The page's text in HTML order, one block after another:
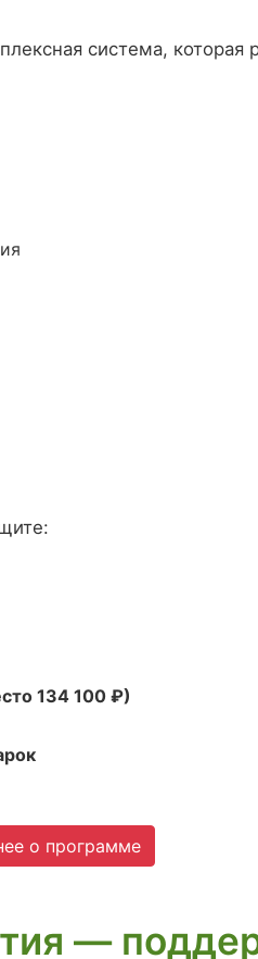
система, которая
134 100 ₽)
о программе
—